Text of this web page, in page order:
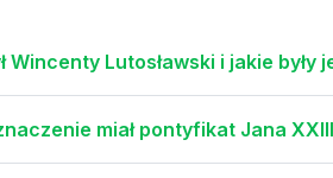
Wincenty Lutosławski i jakie
miał pontyfikat Jana